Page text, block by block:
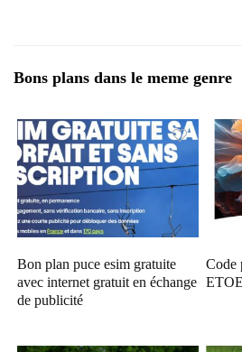
Bons plans dans le meme genre
Bon plan puce esim gratuite
avec internet gratuit en échange
de publicité
Code